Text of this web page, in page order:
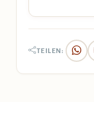
TEILEN: